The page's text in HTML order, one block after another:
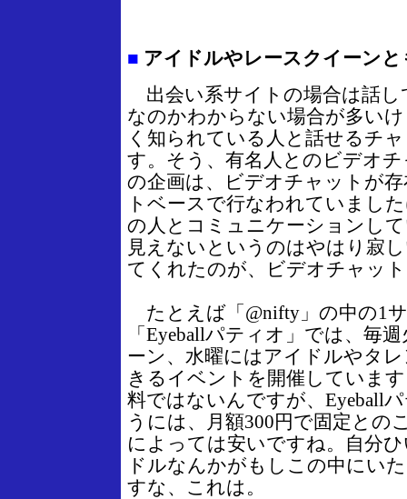
■ アイドルやレースクイーン
出会い系サイトの場合は話し
なのかわからない場合が多い
く知られている人と話せるチ
す。そう、有名人とのビデオ
の企画は、ビデオチャットが
トベースで行なわれていまし
の人とコミュニケーションし
見えないというのはやはり寂
てくれたのが、ビデオチャッ
たとえば「@nifty」の中の1
「Eyeballパティオ」では、毎
ーン、水曜にはアイドルやタ
きるイベントを開催していま
料ではないんですが、Eyeball
うには、月額300円で固定との
によっては安いですね。自分
ドルなんかがもしこの中にい
すな、これは。